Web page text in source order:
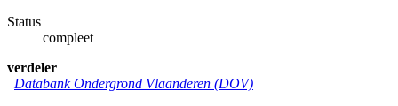
Status
compleet
verdeler
Databank Ondergrond Vlaanderen (DOV)